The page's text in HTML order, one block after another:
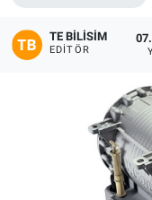
TE BILISIM
EDITÖR